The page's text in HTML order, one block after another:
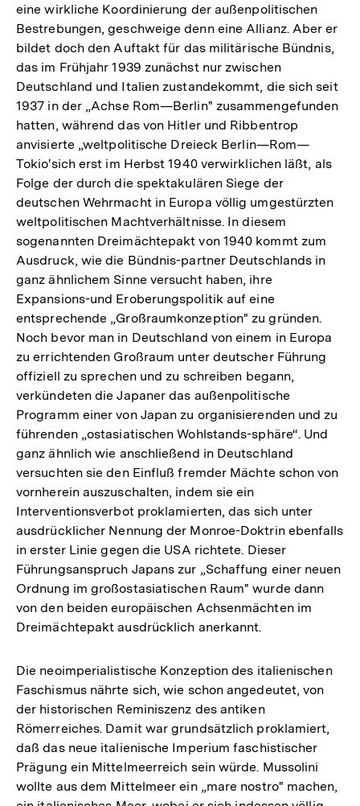
eine wirkliche Koordinierung der außenpolitischen
Bestrebungen, geschweige denn eine Allianz. Aber er
bildet doch den Auftakt für das militärische Bündnis,
das im Frühjahr 1939 zunächst nur zwischen
Deutschland und Italien zustandekommt, die sich seit
1937 in der „Achse Rom—Berlin" zusammengefunden
hatten, während das von Hitler und Ribbentrop
anvisierte „weltpolitische Dreieck Berlin—Rom—
Tokio'sich erst im Herbst 1940 verwirklichen läßt, als
Folge der durch die spektakulären Siege der
deutschen Wehrmacht in Europa völlig umgestürzten
weltpolitischen Machtverhältnisse. In diesem
sogenannten Dreimächtepakt von 1940 kommt zum
Ausdruck, wie die Bündnis-partner Deutschlands in
ganz ähnlichem Sinne versucht haben, ihre
Expansions-und Eroberungspolitik auf eine
entsprechende „Großraumkonzeption" zu gründen.
Noch bevor man in Deutschland von einem in Europa
zu errichtenden Großraum unter deutscher Führung
offiziell zu sprechen und zu schreiben begann,
verkündeten die Japaner das außenpolitische
Programm einer von Japan zu organisierenden und zu
führenden „ostasiatischen Wohlstands-sphäre“. Und
ganz ähnlich wie anschließend in Deutschland
versuchten sie den Einfluß fremder Mächte schon von
vornherein auszuschalten, indem sie ein
Interventionsverbot proklamierten, das sich unter
ausdrücklicher Nennung der Monroe-Doktrin ebenfalls
in erster Linie gegen die USA richtete. Dieser
Führungsanspruch Japans zur „Schaffung einer neuen
Ordnung im großostasiatischen Raum" wurde dann
von den beiden europäischen Achsenmächten im
Dreimächtepakt ausdrücklich anerkannt.
Die neoimperialistische Konzeption des italienischen
Faschismus nährte sich, wie schon angedeutet, von
der historischen Reminiszenz des antiken
Römerreiches. Damit war grundsätzlich proklamiert,
daß das neue italienische Imperium faschistischer
Prägung ein Mittelmeerreich sein würde. Mussolini
wollte aus dem Mittelmeer ein „mare nostro" machen,